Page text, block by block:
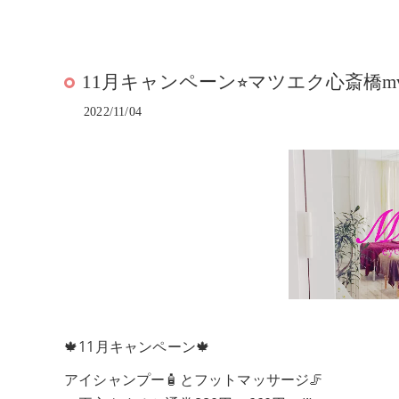
11月キャンペーン⭐︎マツエク心斎橋
2022/11/04
🍁11月キャンペーン🍁
アイシャンプー🧴とフットマッサージ🦵